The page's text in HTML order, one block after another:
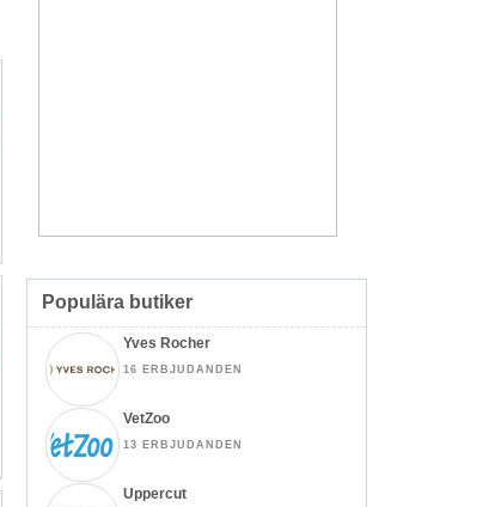
Populära butiker
Yves Rocher
16 ERBJUDANDEN
VetZoo
13 ERBJUDANDEN
Uppercut